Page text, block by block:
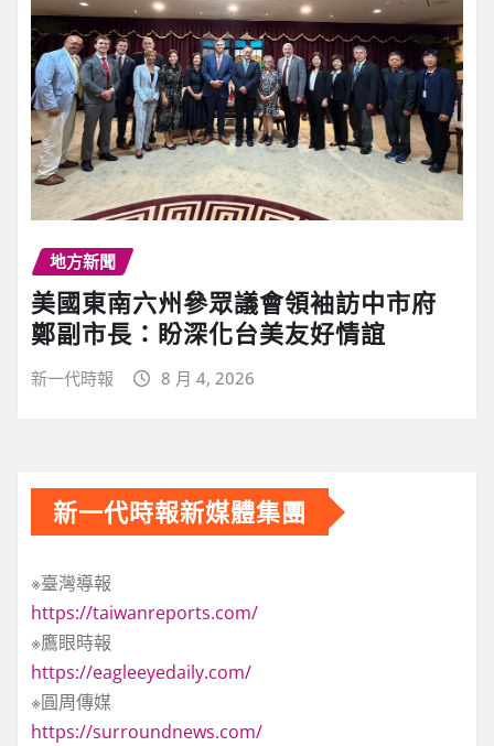
地方新聞
美國東南六州參眾議會領袖訪中市府
鄭副市長：盼深化台美友好情誼
新一代時報 8 月 4, 2026
新一代時報新媒體集團
※臺灣導報
https://taiwanreports.com/
※鷹眼時報
https://eagleeyedaily.com/
※圓周傳媒
https://surroundnews.com/